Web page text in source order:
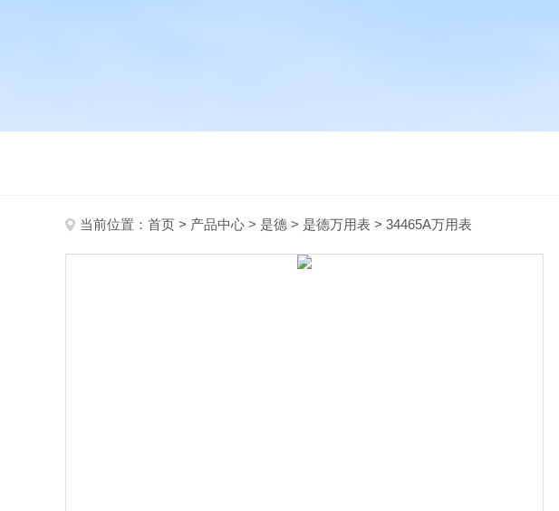
当前位置： 首页 > 产品中心 > 是德 > 是德万用表 > 34465A万用表